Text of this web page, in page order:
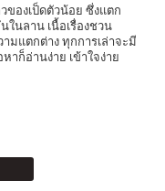
องเป็ดตัวน้อย ซึ่งแตก
ในลาน เนื้อเรื่องชวน
มแตกต่าง ทุกการเล่าจะมี
าก็อ่านง่าย เข้าใจง่าย